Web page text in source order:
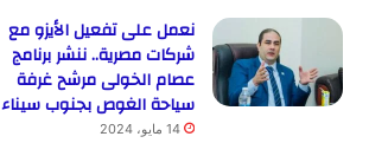
نعمل على تفعيل الأيزو مع
شركات مصرية.. ننشر برنامج
عصام الخولى مرشح غرفة
سياحة الغوص بجنوب سيناء
14 مايو، 2024